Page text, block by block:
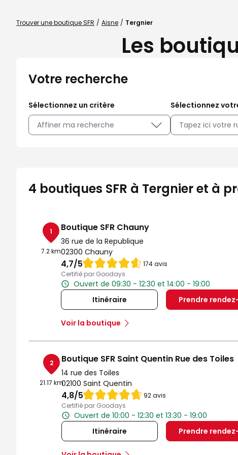
Trouver une boutique SFR Aisne Tergnier
Les
Votre recherche
Sélectionnez un critère
Affiner ma recherche
Sélectionnez
4 boutiques SFR à Tergnier et à
1
7.2 km
Boutique SFR Chauny
36 rue de la Republique
02300 Chauny
4,7/5Note de 4.7 sur 5
174 avis
Certifié par Goodays
Ouvert de 09:30 - 12:30 et 14:00 - 19:00
Itinéraire
Prendre
Voir la boutique
2
21.17 km
Boutique SFR Saint Quentin Rue des Toiles
14 rue des Toiles
02100 Saint Quentin
4,8/5Note de 4.8 sur 5
92 avis
Certifié par Goodays
Ouvert de 10:00 - 12:30 et 13:30 - 19:00
Itinéraire
Prendre